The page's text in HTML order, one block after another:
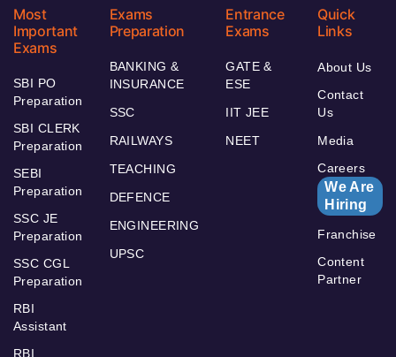
Most
Important
Exams
SBI PO
Preparation
SBI CLERK
Preparation
SEBI
Preparation
SSC JE
Preparation
SSC CGL
Preparation
RBI
Assistant
RBI
Exams
Preparation
BANKING &
INSURANCE
SSC
RAILWAYS
TEACHING
DEFENCE
ENGINEERING
UPSC
Entrance
Exams
GATE &
ESE
IIT JEE
NEET
Quick
Links
About Us
Contact
Us
Media
Careers
We Are
Hiring
Franchise
Content
Partner